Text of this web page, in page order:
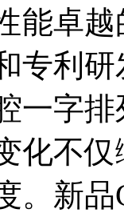
能卓
专利
一字
化不
。新